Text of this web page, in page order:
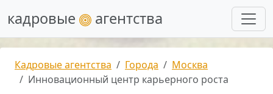
кадровые агентства
Кадровые агентства Города
Москва
Инновационный центр карьерного роста